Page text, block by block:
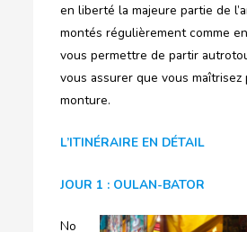
en liberté la majeure partie de
montés régulièrement comme
vous permettre de partir
vous assurer que vous
monture.
L’ITINÉRAIRE EN DÉTAIL
JOUR 1 : OULAN-BATOR
No